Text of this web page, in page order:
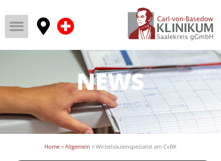
NEWS
Home » Allgemein » Wirbelsäulenspezialist am CvBK